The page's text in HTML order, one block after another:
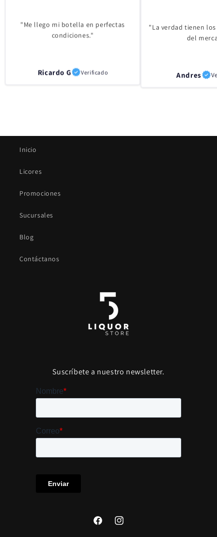
"Me llego mi botella en perfectas
condiciones."
Ricardo G Verificado
"La verdad tienen
del
Andres
Inicio
Licores
Promociones
Sucursales
Blog
Contáctanos
Suscríbete a nuestro newsletter.
FacebookInstagram